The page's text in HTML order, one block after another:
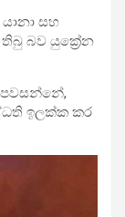
සහ
බව යුක්‍රේන
පවසන්නේ,
ඉලක්ක කර